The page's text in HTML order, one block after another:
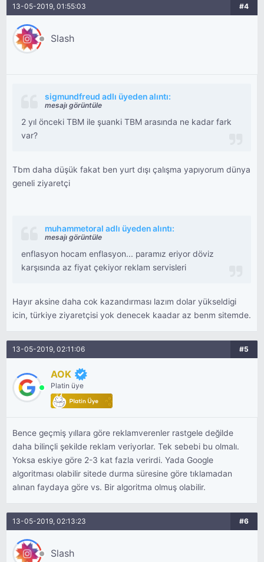
13-05-2019, 01:55:03 #4
Slash
sigmundfreud adlı üyeden alıntı:
mesajı görüntüle
2 yıl önceki TBM ile şuanki TBM arasında ne kadar fark
var?
Tbm daha düşük fakat ben yurt dışı çalışma yapıyorum dünya
geneli ziyaretçi
muhammetoral adlı üyeden alıntı:
mesajı görüntüle
enflasyon hocam enflasyon... paramız eriyor döviz
karşısında az fiyat çekiyor reklam servisleri
Hayır aksine daha cok kazandırması lazım dolar yükseldigi
icin, türkiye ziyaretçisi yok denecek kaadar az benm sitemde.
13-05-2019, 02:11:06 #5
AOK
Platin üye
Bence geçmiş yıllara göre reklamverenler rastgele değilde
daha bilinçli şekilde reklam veriyorlar. Tek sebebi bu olmalı.
Yoksa eskiye göre 2-3 kat fazla verirdi. Yada Google
algoritması olabilir sitede durma süresine göre tıklamadan
alınan faydaya göre vs. Bir algoritma olmuş olabilir.
13-05-2019, 02:13:23 #6
Slash